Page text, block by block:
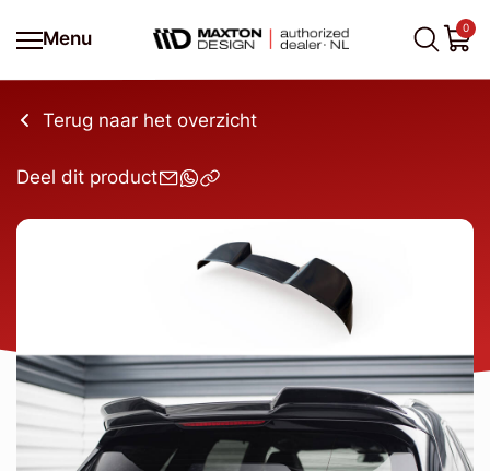
Menu
0
Terug naar het overzicht
Deel dit product